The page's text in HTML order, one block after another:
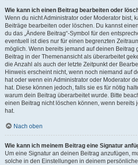
Wie kann ich einen Beitrag bearbeiten oder
Wenn du nicht Administrator oder Moderator bist,
Beiträge bearbeiten oder löschen. Du kannst
du das „Ändere Beitrag“-Symbol für den
eventuell ist dies nur für einen begrenzten
möglich. Wenn bereits jemand auf deinen Beitrag
Beitrag in der Themenansicht als überarbeitet
die Anzahl als auch der letzte Zeitpunkt der
Hinweis erscheint nicht, wenn noch niemand auf
hat oder wenn ein Administrator oder Moderator
hat. Diese können jedoch, falls sie es für nötig
warum dein Beitrag überarbeitet wurde. Bitte
einen Beitrag nicht löschen können, wenn bereits
hat.
Nach oben
Wie kann ich meinem Beitrag eine Signatur
Um eine Signatur an deinen Beitrag anzufügen,
solche in den Einstellungen in deinem